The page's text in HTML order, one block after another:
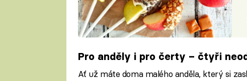
Pro anděly i pro čerty – čtyři
Ať už máte doma malého anděla, který si